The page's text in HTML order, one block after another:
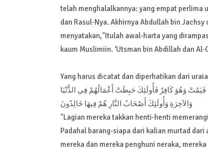
telah menghalalkannya: yang empat perlima
dan Rasul-Nya. Akhirnya Abdullah bin
menyatakan,"Itulah awal-harta yang
kaum Muslimiin. ‘Utsman bin Abdillah dan
Yang harus dicatat dan diperhatikan dari
فَيَمُتْ وَهُوَ كَافِرٌ فَأُولَئِكَ حَبِطَتْ أَعْمَالُهُمْ فِي الدُّنْيَا
وَالآخِرَةِ وَأُولَئِكَ أَصْحَابُ النَّارِ هُمْ فِيهَا خَالِدُونَ
"Lagian mereka takkan henti-henti
Padahal barang-siapa dari kalian murtad
mereka dan mereka penghuni neraka,